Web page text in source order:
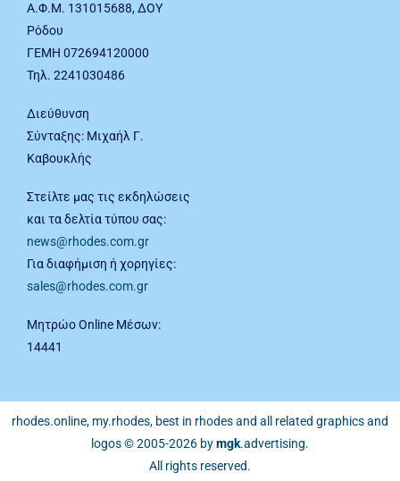
Α.Φ.Μ. 131015688, ΔΟΥ
Ρόδου
ΓΕΜΗ 072694120000
Τηλ. 2241030486
Διεύθυνση
Σύνταξης: Μιχαήλ Γ.
Καβουκλής
Στείλτε μας τις εκδηλώσεις
και τα δελτία τύπου σας:
news@rhodes.com.gr
Για διαφήμιση ή χορηγίες:
sales@rhodes.com.gr
Μητρώο Online Μέσων:
14441
rhodes.online, my.rhodes, best in rhodes and all related graphics and
logos © 2005-2026 bymgk.advertising.
All rights reserved.